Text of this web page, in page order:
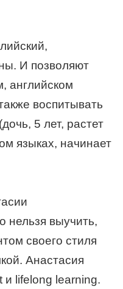
И позволяют
английском
воспитывать
5 лет, растет
языках, начинает
нельзя выучить,
своего стиля
Анастасия
и lifelong learning.